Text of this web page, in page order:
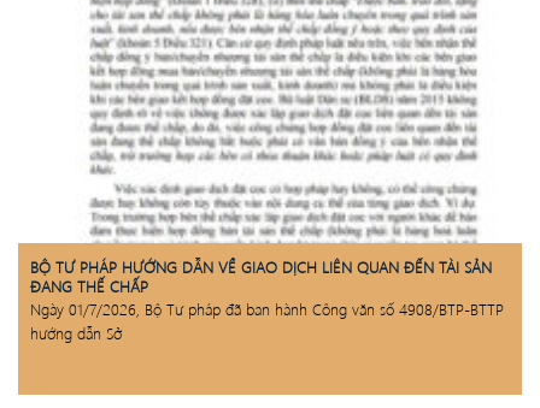
BỘ TƯ PHÁP HƯỚNG DẪN VỀ GIAO DỊCH LIÊN QUAN ĐẾN TÀI SẢN
ĐANG THẾ CHẤP
Ngày 01/7/2026, Bộ Tư pháp đã ban hành Công văn số 4908/BTP-BTTP
hướng dẫn Sở